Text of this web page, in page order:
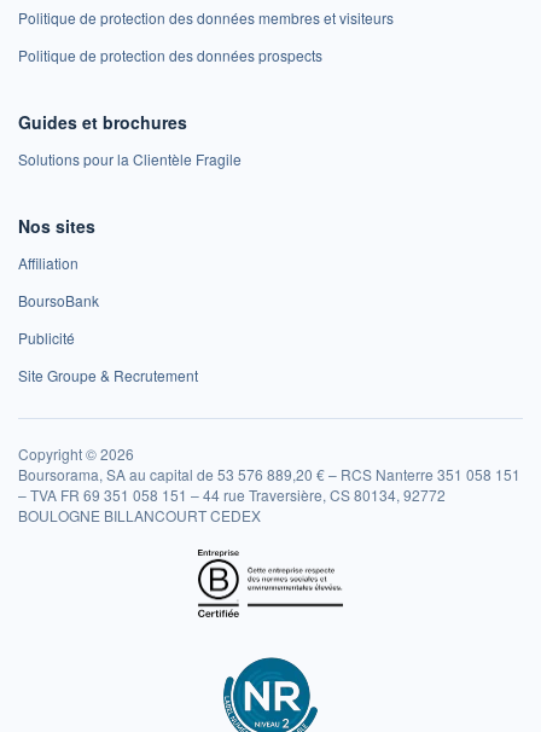
Politique de protection des données membres et visiteurs
Politique de protection des données prospects
Guides et brochures
Solutions pour la Clientèle Fragile
Nos sites
Affiliation
BoursoBank
Publicité
Site Groupe & Recrutement
Copyright © 2026
Boursorama, SA au capital de 53 576 889,20 € – RCS Nanterre 351 058 151
– TVA FR 69 351 058 151 – 44 rue Traversière, CS 80134, 92772
BOULOGNE BILLANCOURT CEDEX